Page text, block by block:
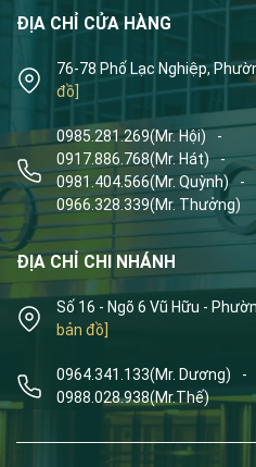
ĐỊA CHỈ CỬA HÀNG
76-78 Phố Lạc Nghiệp,
đồ]
0985.281.269(Mr. Hội) -
0917.886.768(Mr. Hát) -
0981.404.566(Mr. Quỳnh) -
0966.328.339(Mr. Thưởng)
ĐỊA CHỈ CHI NHÁNH
Số 16 - Ngõ 6 Vũ Hữu -
bản đồ]
0964.341.133(Mr. Dương) -
0988.028.938(Mr.Thế)